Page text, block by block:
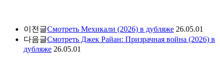
이전글Смотреть Мехикали (2026) в дубляже 26.05.01
다음글Смотреть Джек Райан: Призрачная война (2026) в
дубляже 26.05.01